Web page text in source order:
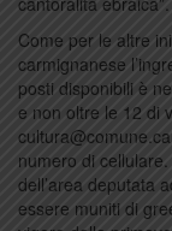
Come per le altre
carmignanese
posti disponibili è
e non oltre le 12 di
numero di
dell’area deputata
essere muniti di